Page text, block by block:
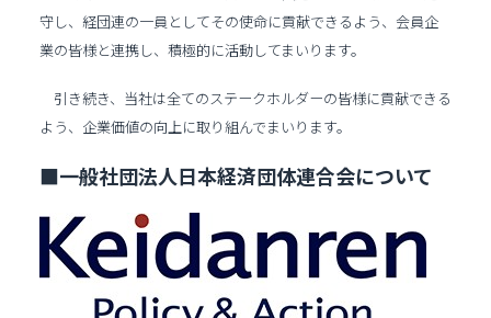
守し、経団連の一員としてその使命に貢献できるよう、会員企
業の皆様と連携し、積極的に活動してまいります。
引き続き、当社は全てのステークホルダーの皆様に貢献できる
よう、企業価値の向上に取り組んでまいります。
■一般社団法人日本経済団体連合会について